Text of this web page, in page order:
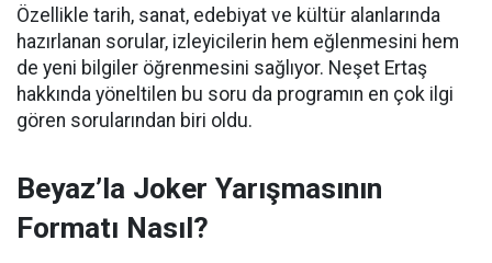
Özellikle tarih, sanat, edebiyat ve kültür alanlarında
hazırlanan sorular, izleyicilerin hem eğlenmesini hem
de yeni bilgiler öğrenmesini sağlıyor. Neşet Ertaş
hakkında yöneltilen bu soru da programın en çok ilgi
gören sorularından biri oldu.
Beyaz’la Joker Yarışmasının
Formatı Nasıl?